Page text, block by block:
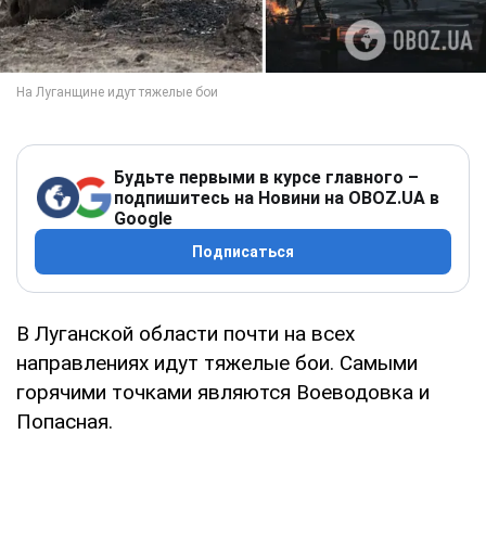
Будьте первыми в курсе главного –
подпишитесь на Новини на OBOZ.UA в
Google
Подписаться
В Луганской области почти на всех
направлениях идут тяжелые бои. Самыми
горячими точками являются Воеводовка и
Попасная.